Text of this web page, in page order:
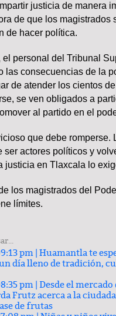
justicia de manera
de que los magistrados
de hacer política.
el personal del Tribunal
las consecuencias de la
de atender los cientos
se ven obligados a
al partido en el
que debe romperse.
ser actores políticos y
justicia en Tlaxcala lo
los magistrados del
límites.
pm | Huamantla te
día lleno de tradición,
pm | Desde el mercado
Frutz acerca a la
de frutas